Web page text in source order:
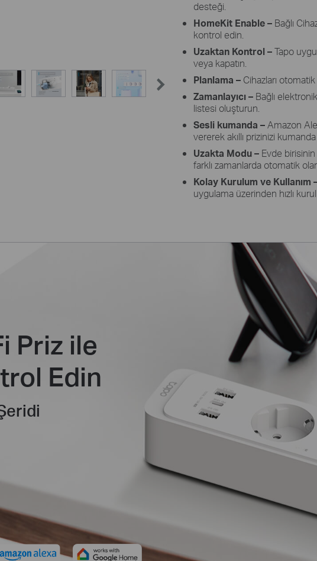
desteği.
HomeKit Enable – Bağlı
kontrol edin.
Uzaktan Kontrol –Tapo
veya kapatın.
Planlama – Cihazları
Zamanlayıcı – Bağlı
listesi oluşturun.
Sesli kumanda –Amazon
vererek akıllı prizinizi
Uzakta Modu – Evde
farklı zamanlarda otomatik
Kolay Kurulum ve Kullanım
uygulama üzerinden hızlı
Priz ile
Edin